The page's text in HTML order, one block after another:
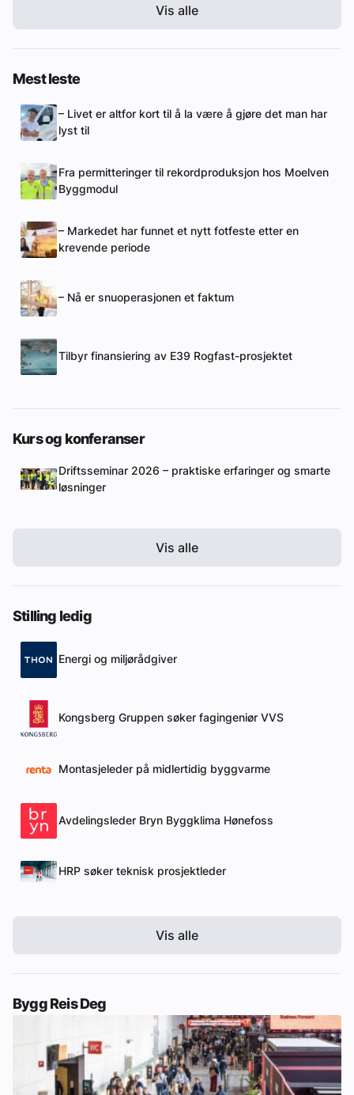
Vis alle
Mest leste
– Livet er altfor kort til å la være å gjøre det man har
lyst til
Fra permitteringer til rekordproduksjon hos Moelven
Byggmodul
– Markedet har funnet et nytt fotfeste etter en
krevende periode
– Nå er snuoperasjonen et faktum
Tilbyr finansiering av E39 Rogfast-prosjektet
Kurs og konferanser
Driftsseminar 2026 – praktiske erfaringer og smarte
løsninger
Vis alle
Stilling ledig
Energi og miljørådgiver
Kongsberg Gruppen søker fagingeniør VVS
Montasjeleder på midlertidig byggvarme
Avdelingsleder Bryn Byggklima Hønefoss
HRP søker teknisk prosjektleder
Vis alle
Bygg Reis Deg